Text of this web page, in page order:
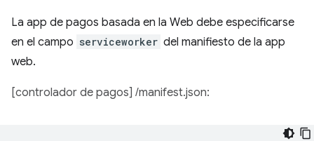
La app de pagos basada en la Web debe especificarse
en el campo serviceworker del manifiesto de la app
web.
[controlador de pagos] /manifest.json: